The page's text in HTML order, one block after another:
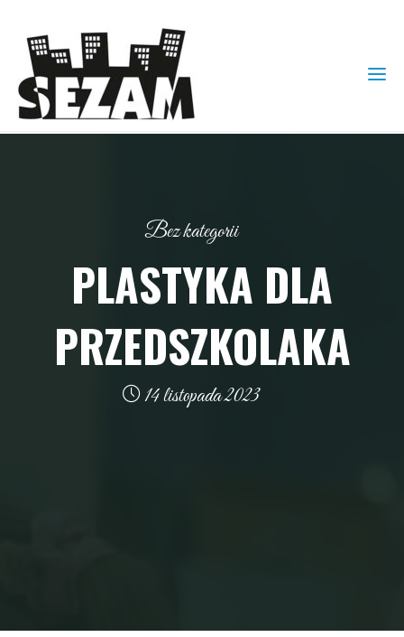
Bez kategorii
PLASTYKA DLA
PRZEDSZKOLAKA
14 listopada 2023